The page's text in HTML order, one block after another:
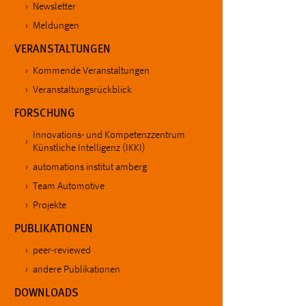
Newsletter
Meldungen
VERANSTALTUNGEN
Kommende Veranstaltungen
Veranstaltungsrückblick
FORSCHUNG
Innovations- und Kompetenzzentrum
Künstliche Intelligenz (IKKI)
automations institut amberg
Team Automotive
Projekte
PUBLIKATIONEN
peer-reviewed
andere Publikationen
DOWNLOADS
Sprachpräferenz
Name: site-language-preference
Zweck:
Sprache der Website.
Chat
Name: